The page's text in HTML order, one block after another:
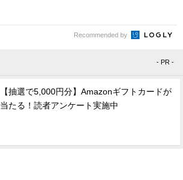
Recommended by
- PR -
【抽選で5,000円分】Amazonギフトカードが
当たる！読者アンケート実施中